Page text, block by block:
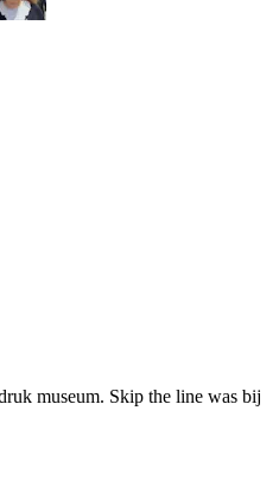
museum. Skip the line was bij